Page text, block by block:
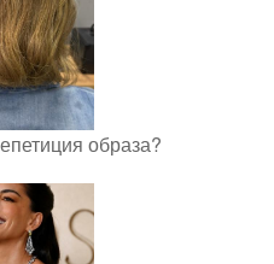
образа?